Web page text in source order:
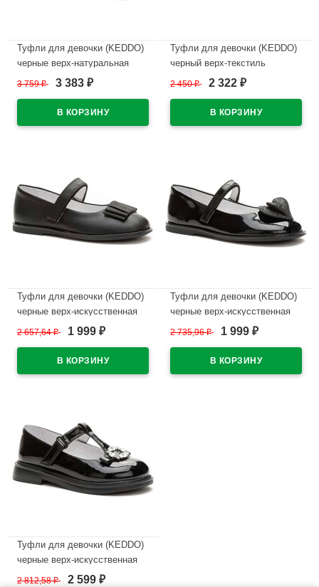
Туфли для девочки (KEDDO)
черные верх-натуральная
кожа подкладка-натуральная
3 759₽ 3 383 ₽
Туфли для девочки (KEDDO)
черный верх-текстиль
подкладка-натуральная кожа
2 450₽ 2 322 ₽
Туфли для девочки (KEDDO)
черные верх-искусственная
кожа лак подкладка-
956408/03-01
2 657,64₽ 1 999 ₽
Туфли для девочки (KEDDO)
черные верх-искусственная
кожа лак подкладка-
956408/04-02
2 735,96₽ 1 999 ₽
Туфли для девочки (KEDDO)
черные верх-искусственная
кожа лак подкладка-
2 812,58₽ 2 599 ₽